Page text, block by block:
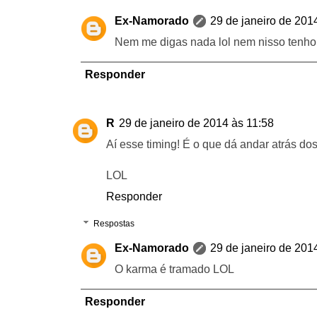
Ex-Namorado
29 de janeiro de
Nem me digas nada lol nem nisso
Responder
R 29 de janeiro de 2014 às 11:58
Aí esse timing! É o que dá andar atrás
LOL
Responder
Respostas
Ex-Namorado
29 de janeiro de
O karma é tramado LOL
Responder